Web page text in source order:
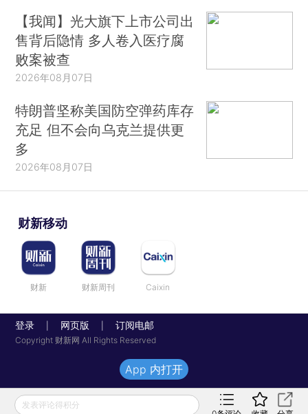
【我闻】光大旗下上市公司出
售背后隐情 多人卷入医疗腐
败案被查
2026年08月07日
特朗普坚称美国防空弹药库存
充足 但不会向乌克兰提供更
多
2026年08月07日
财新移动
财新 财新周刊 Caixin
登录 网页版 订阅电邮
Copyright 财新网 All Rights Reserved
发表评论得积分
App 内打开